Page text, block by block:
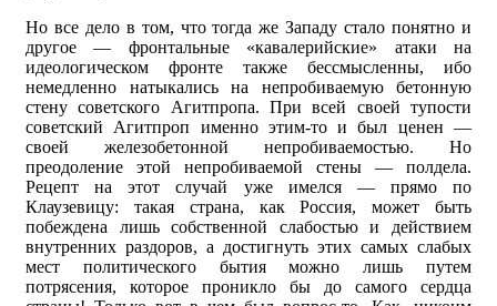
Но все дело в том, что тогда же Западу стало понятно и
другое — фронтальные «кавалерийские» атаки на
идеологическом фронте также бессмысленны, ибо
немедленно натыкались на непробиваемую бетонную
стену советского Агитпропа. При всей своей тупости
советский Агитпроп именно этим-то и был ценен —
своей железобетонной непробиваемостью. Но
преодоление этой непробиваемой стены — полдела.
Рецепт на этот случай уже имелся — прямо по
Клаузевицу: такая страна, как Россия, может быть
побеждена лишь собственной слабостью и действием
внутренних раздоров, а достигнуть этих самых слабых
мест политического бытия можно лишь путем
потрясения, которое проникло бы до самого сердца